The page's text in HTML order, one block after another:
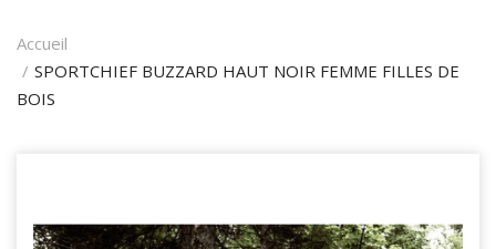
Accueil
SPORTCHIEF BUZZARD HAUT NOIR FEMME FILLES DE
BOIS